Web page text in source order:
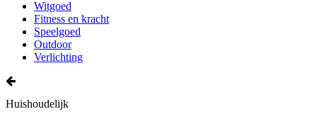
Witgoed
Fitness en kracht
Speelgoed
Outdoor
Verlichting
Huishoudelijk